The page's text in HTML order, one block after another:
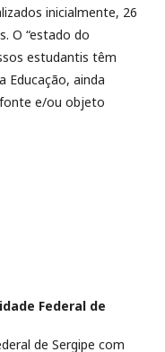
inicialmente, 26
O “estado do
estudantis têm
Educação, ainda
e/ou objeto
Federal de
de Sergipe com